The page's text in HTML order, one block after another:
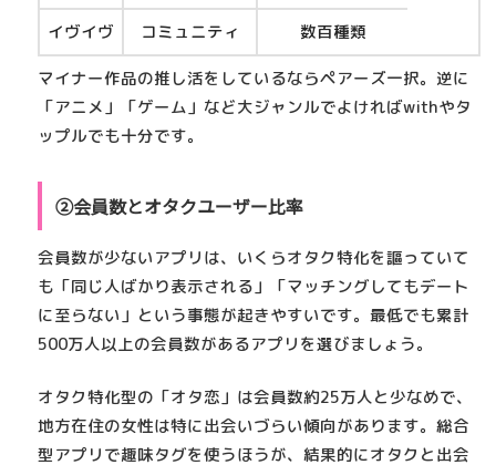
イヴイヴ
コミュニティ
数百種類
マイナー作品の推し活をしているならペアーズ一択。逆に
「アニメ」「ゲーム」など大ジャンルでよければwithやタ
ップルでも十分です。
②会員数とオタクユーザー比率
会員数が少ないアプリは、いくらオタク特化を謳っていて
も 「同じ人ばかり表示される」「マッチングしてもデート
に至らない」 という事態が起きやすいです。最低でも累計
500万人以上の会員数があるアプリを選びましょう。
オタク特化型の「オタ恋」は会員数約25万人と少なめで、
地方在住の女性は特に出会いづらい傾向があります。総合
型アプリで趣味タグを使うほうが、結果的にオタクと出会